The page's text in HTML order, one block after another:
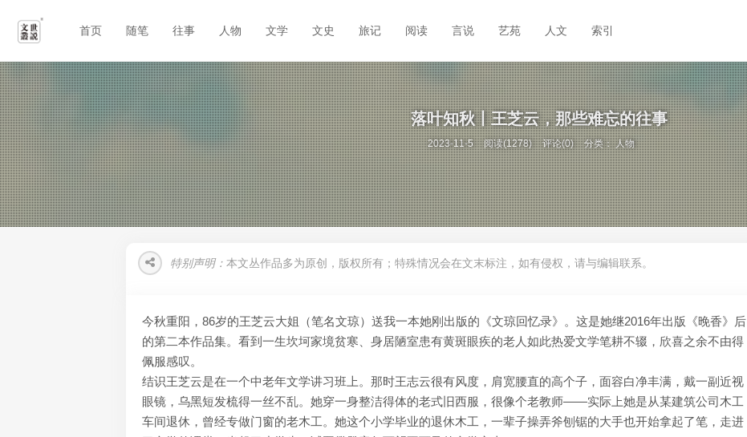
首页 随笔 往事 人物 文学 文史 旅记 阅读 言说 艺苑 人文 索引
落叶知秋丨王芝云，那些难忘的往事
2023-11-5 阅读(1278) 评论(0) 分类：人物
特别声明： 本文丛作品多为原创，版权所有；特殊情况会在文末标注，如有侵权，请与编辑联系。
今秋重阳，86岁的王芝云大姐（笔名文琼）送我一本她刚出版的《文琼回忆录》。这是她继2016年出版《晚香》后
的第二本作品集。看到一生坎坷家境贫寒、身居陋室患有黄斑眼疾的老人如此热爱文学笔耕不辍，欣喜之余不由得
佩服感叹。
结识王芝云是在一个中老年文学讲习班上。那时王志云很有风度，肩宽腰直的高个子，面容白净丰满，戴一副近视
眼镜，乌黑短发梳得一丝不乱。她穿一身整洁得体的老式旧西服，很像个老教师——实际上她是从某建筑公司木工
车间退休，曾经专做门窗的老木工。她这个小学毕业的退休木工，一辈子操弄斧刨锯的大手也开始拿起了笔，走进